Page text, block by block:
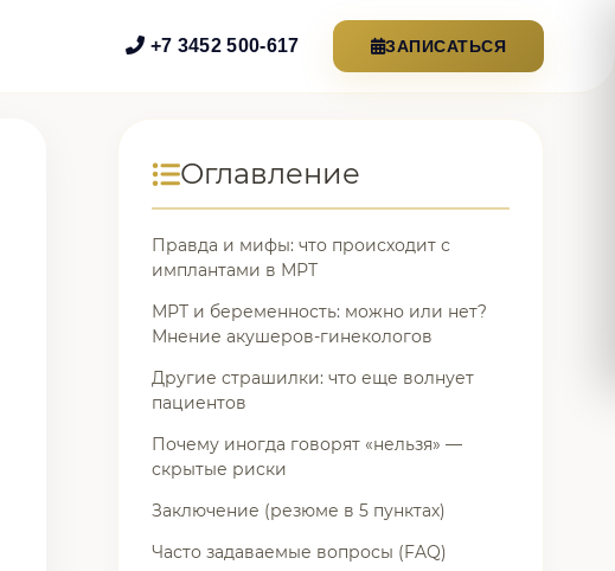
+7 3452 500-617 ЗАПИСАТЬСЯ
Оглавление
Правда и мифы: что происходит с
имплантами в МРТ
МРТ и беременность: можно или нет?
Мнение акушеров-гинекологов
Другие страшилки: что еще волнует
пациентов
Почему иногда говорят «нельзя» —
скрытые риски
Заключение (резюме в 5 пунктах)
Часто задаваемые вопросы (FAQ)